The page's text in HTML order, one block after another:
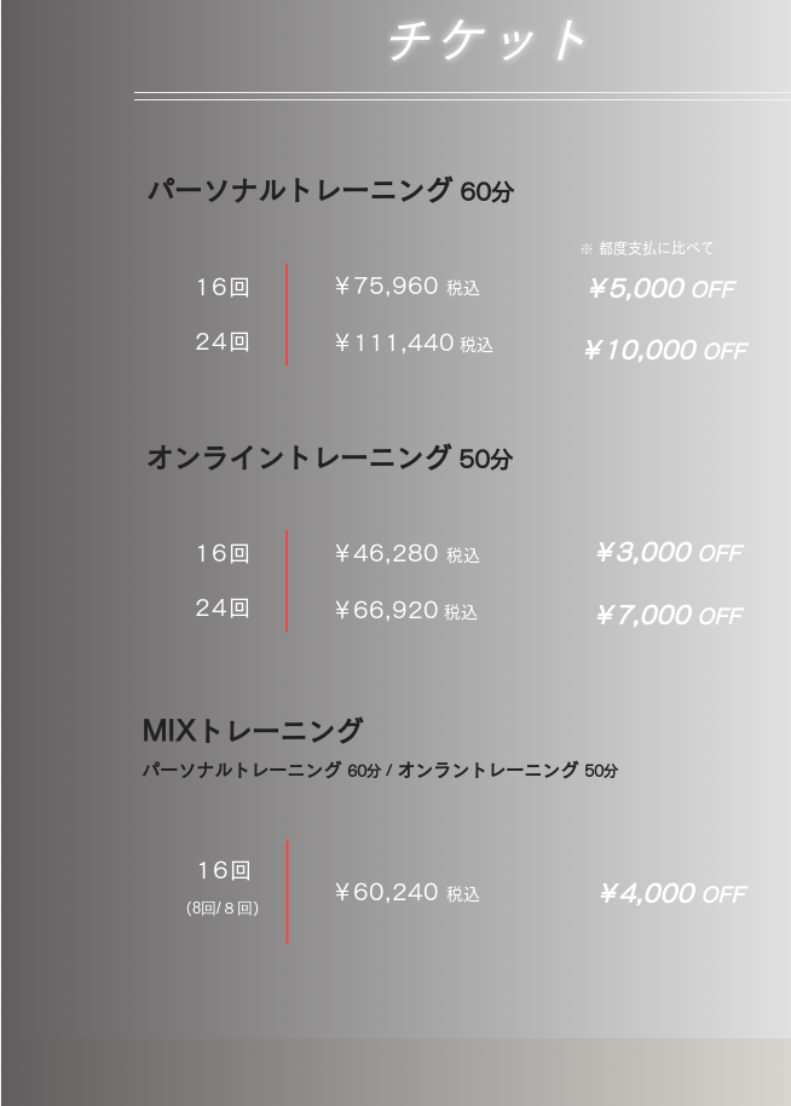
チケット
16回
24回
￥75,960 税込
￥111,440 税込
※ 都度支払に比べて
​￥5,000 OFF
​￥10,000 OFF
16回
24回
￥46,280 税込
￥66,920 税込
​￥3,000 OFF
​￥7,000 OFF
16回
（8回/８回 ）
￥60,240 税込 ​￥4,000 OFF
パーソナルトレーニング 60分
オンライントレーニング 50分
MIXトレーニング
パーソナルトレーニング60分 / オンラントレーニング 50分